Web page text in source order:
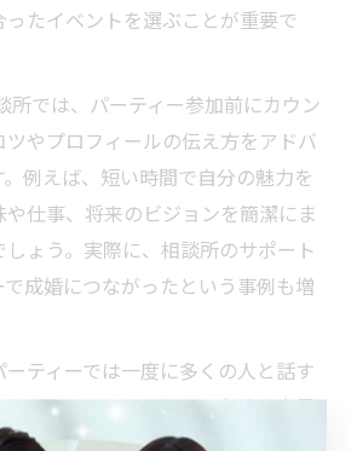
たイベントを選ぶことが重要で
所では、パーティー参加前にカウン
やプロフィールの伝え方をアドバ
例えば、短い時間で自分の魅力を
仕事、将来のビジョンを簡潔にま
ょう。実際に、相談所のサポート
成婚につながったという事例も増
ティーでは一度に多くの人と話す
がちです。そのため、名札や自己
なエピソードを記載するなど、相手